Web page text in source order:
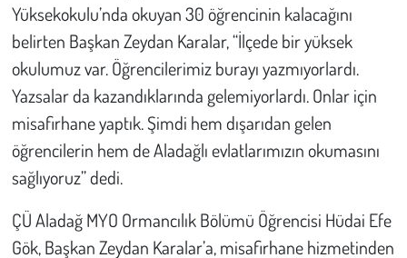
Yüksekokulu’nda okuyan 30 öğrencinin kalacağını
belirten Başkan Zeydan Karalar, “İlçede bir yüksek
okulumuz var. Öğrencilerimiz burayı yazmıyorlardı.
Yazsalar da kazandıklarında gelemiyorlardı. Onlar için
misafirhane yaptık. Şimdi hem dışarıdan gelen
öğrencilerin hem de Aladağlı evlatlarımızın okumasını
sağlıyoruz” dedi.
ÇÜ Aladağ MYO Ormancılık Bölümü Öğrencisi Hüdai Efe
Gök, Başkan Zeydan Karalar’a, misafirhane hizmetinden